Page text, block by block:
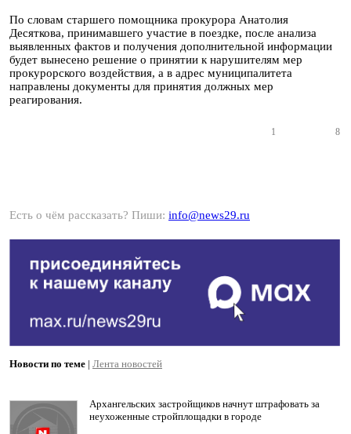
По словам старшего помощника прокурора Анатолия
Десяткова, принимавшего участие в поездке, после анализа
выявленных фактов и получения дополнительной информации
будет вынесено решение о принятии к нарушителям мер
прокурорского воздействия, а в адрес муниципалитета
направлены документы для принятия должных мер
реагирования.
1 8
Есть о чём рассказать? Пиши: info@news29.ru
Новости по теме | Лента новостей
Архангельских застройщиков начнут штрафовать за
неухоженные стройплощадки в городе